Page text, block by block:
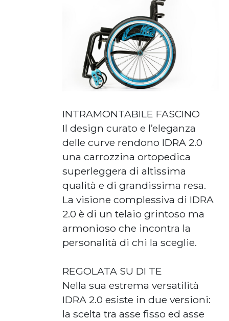
INTRAMONTABILE FASCINO
Il design curato e l’eleganza
delle curve rendono IDRA 2.0
una carrozzina ortopedica
superleggera di altissima
qualità e di grandissima resa.
La visione complessiva di IDRA
2.0 è di un telaio grintoso ma
armonioso che incontra la
personalità di chi la sceglie.
REGOLATA SU DI TE
Nella sua estrema versatilità
IDRA 2.0 esiste in due versioni:
la scelta tra asse fisso ed asse